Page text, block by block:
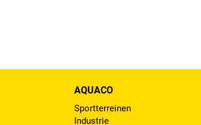
AQUACO
Sportterreinen
Industrie